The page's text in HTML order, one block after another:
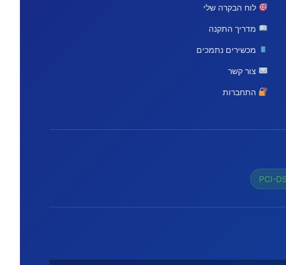
לוח הבקרה שלי
מדריך התקנה
מכשירים נתמכים
צור קשר
התחברות